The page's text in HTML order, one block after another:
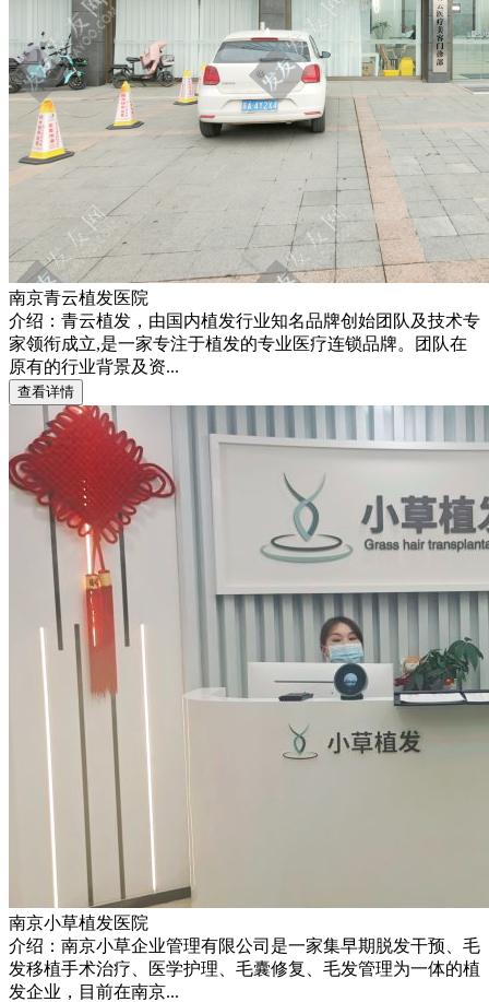
南京青云植发医院
介绍：青云植发，由国内植发行业知名品牌创始团队及技术专
家领衔成立,是一家专注于植发的专业医疗连锁品牌。团队在
原有的行业背景及资...
南京小草植发医院
介绍：南京小草企业管理有限公司是一家集早期脱发干预、毛
发移植手术治疗、医学护理、毛囊修复、毛发管理为一体的植
发企业，目前在南京...